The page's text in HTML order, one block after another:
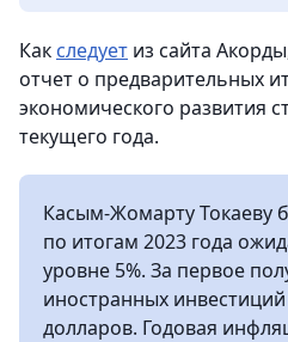
Как следует из сайта
отчет о предварительных
экономического развития
текущего года.
Касым-Жомарту Токаеву
по итогам 2023 года
уровне 5%. За первое
иностранных
долларов. Годовая